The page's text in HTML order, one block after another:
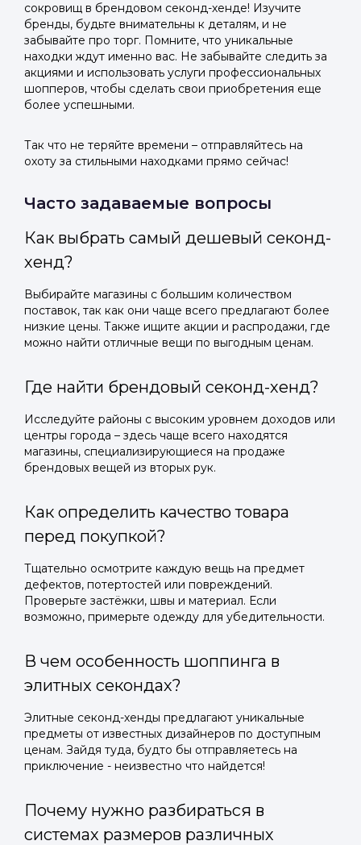
сокровищ в брендовом секонд-хенде! Изучите
бренды, будьте внимательны к деталям, и не
забывайте про торг. Помните, что уникальные
находки ждут именно вас. Не забывайте следить за
акциями и использовать услуги профессиональных
шопперов, чтобы сделать свои приобретения еще
более успешными.
Так что не теряйте времени – отправляйтесь на
охоту за стильными находками прямо сейчас!
Часто задаваемые вопросы
Как выбрать самый дешевый секонд-
хенд?
Выбирайте магазины с большим количеством
поставок, так как они чаще всего предлагают более
низкие цены. Также ищите акции и распродажи, где
можно найти отличные вещи по выгодным ценам.
Где найти брендовый секонд-хенд?
Исследуйте районы с высоким уровнем доходов или
центры города – здесь чаще всего находятся
магазины, специализирующиеся на продаже
брендовых вещей из вторых рук.
Как определить качество товара
перед покупкой?
Тщательно осмотрите каждую вещь на предмет
дефектов, потертостей или повреждений.
Проверьте застёжки, швы и материал. Если
возможно, примерьте одежду для убедительности.
В чем особенность шоппинга в
элитных секондах?
Элитные секонд-хенды предлагают уникальные
предметы от известных дизайнеров по доступным
ценам. Зайдя туда, будто бы отправляетесь на
приключение - неизвестно что найдется!
Почему нужно разбираться в
системах размеров различных